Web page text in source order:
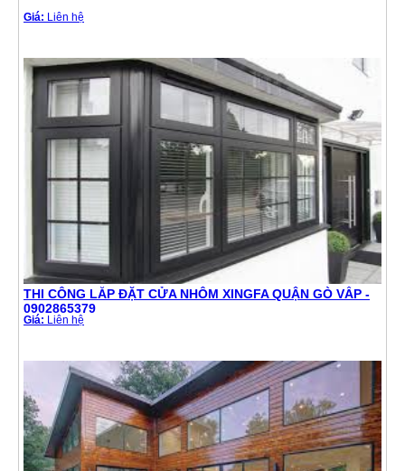
Giá: Liên hệ
THI CÔNG LẮP ĐẶT CỬA NHÔM XINGFA QUẬN GÒ VẤP -
0902865379
Giá: Liên hệ